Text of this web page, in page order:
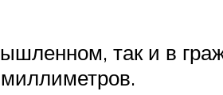
так и в